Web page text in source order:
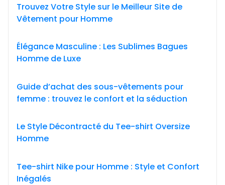
Trouvez Votre Style sur le Meilleur Site de
Vêtement pour Homme
Élégance Masculine : Les Sublimes Bagues
Homme de Luxe
Guide d’achat des sous-vêtements pour
femme : trouvez le confort et la séduction
Le Style Décontracté du Tee-shirt Oversize
Homme
Tee-shirt Nike pour Homme : Style et Confort
Inégalés